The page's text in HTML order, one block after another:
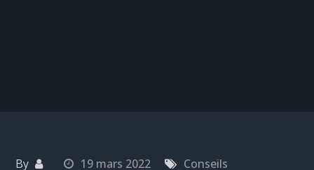
By 19 mars 2022 Conseils